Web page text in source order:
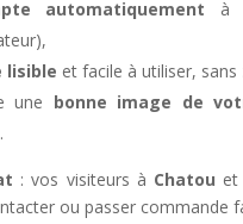
automatiquement à
lisible et facile à utiliser,
une bonne image de
: vos visiteurs à Chatou et
ou passer commande